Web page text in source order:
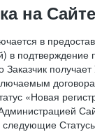
на Сайте
в
в
Заказчик
«Новая